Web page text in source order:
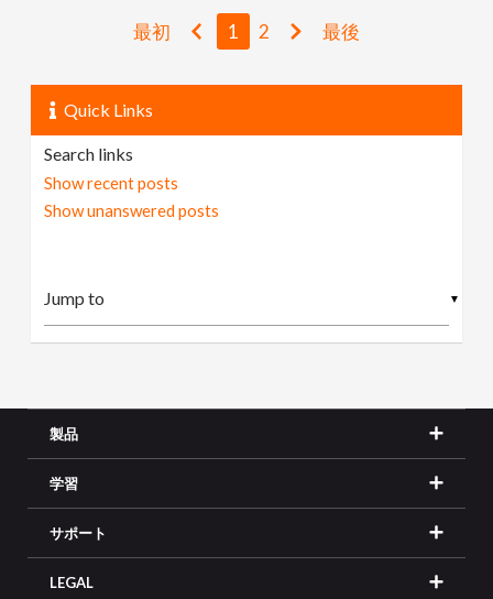
最初 1 2 最後
Quick Links
Search links
Show recent posts
Show unanswered posts
▼
製品
学習
サポート
LEGAL